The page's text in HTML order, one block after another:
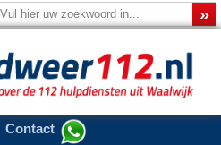
Contact